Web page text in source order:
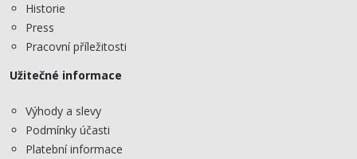
Historie
Press
Pracovní příležitosti
Užitečné informace
Výhody a slevy
Podmínky účasti
Platební informace